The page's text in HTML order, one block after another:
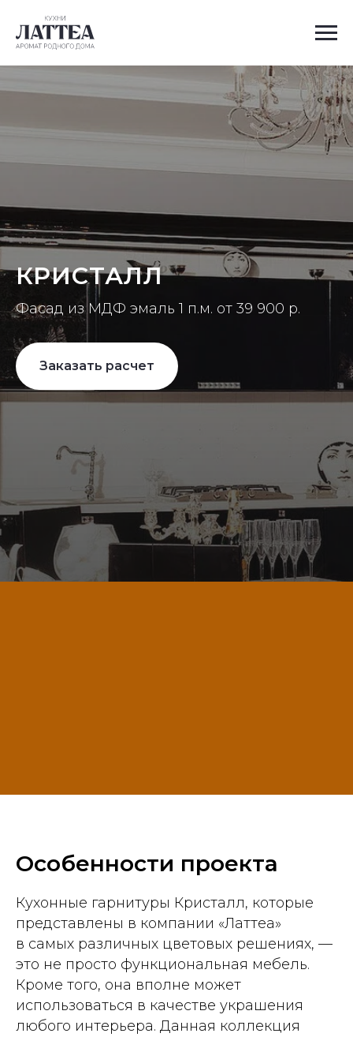
КРИСТАЛЛ
Фасад из МДФ эмаль 1 п.м. от 39 900 р.
Заказать расчет
Особенности проекта
Кухонные гарнитуры Кристалл, которые
представлены в компании «Латтеа»
в самых различных цветовых решениях, —
это не просто функциональная мебель.
Кроме того, она вполне может
использоваться в качестве украшения
любого интерьера. Данная коллекция